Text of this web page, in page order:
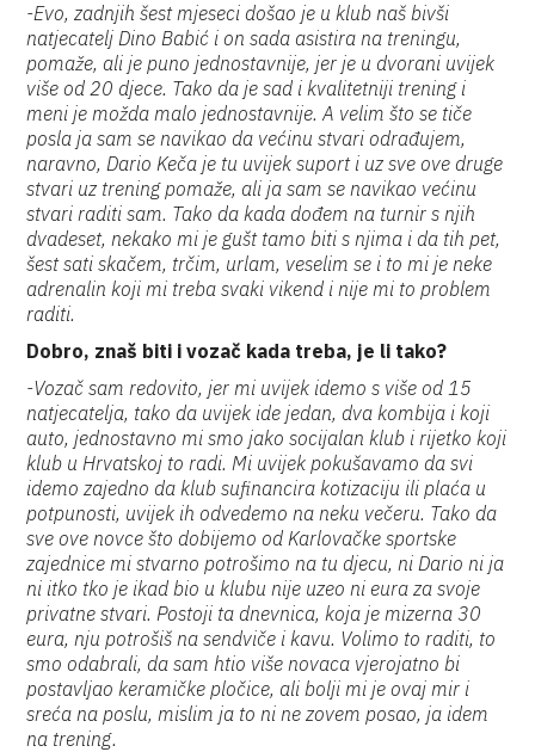
-Evo, zadnjih šest mjeseci došao je u klub naš bivši
natjecatelj Dino Babić i on sada asistira na treningu,
pomaže, ali je puno jednostavnije, jer je u dvorani uvijek
više od 20 djece. Tako da je sad i kvalitetniji trening i
meni je možda malo jednostavnije. A velim što se tiče
posla ja sam se navikao da većinu stvari odrađujem,
naravno, Dario Keča je tu uvijek suport i uz sve ove druge
stvari uz trening pomaže, ali ja sam se navikao većinu
stvari raditi sam. Tako da kada dođem na turnir s njih
dvadeset, nekako mi je gušt tamo biti s njima i da tih pet,
šest sati skačem, trčim, urlam, veselim se i to mi je neke
adrenalin koji mi treba svaki vikend i nije mi to problem
raditi.
Dobro, znaš biti i vozač kada treba, je li tako?
-Vozač sam redovito, jer mi uvijek idemo s više od 15
natjecatelja, tako da uvijek ide jedan, dva kombija i koji
auto, jednostavno mi smo jako socijalan klub i rijetko koji
klub u Hrvatskoj to radi. Mi uvijek pokušavamo da svi
idemo zajedno da klub sufinancira kotizaciju ili plaća u
potpunosti, uvijek ih odvedemo na neku večeru. Tako da
sve ove novce što dobijemo od Karlovačke sportske
zajednice mi stvarno potrošimo na tu djecu, ni Dario ni ja
ni itko tko je ikad bio u klubu nije uzeo ni eura za svoje
privatne stvari. Postoji ta dnevnica, koja je mizerna 30
eura, nju potrošiš na sendviče i kavu. Volimo to raditi, to
smo odabrali, da sam htio više novaca vjerojatno bi
postavljao keramičke pločice, ali bolji mi je ovaj mir i
sreća na poslu, mislim ja to ni ne zovem posao, ja idem
na trening.